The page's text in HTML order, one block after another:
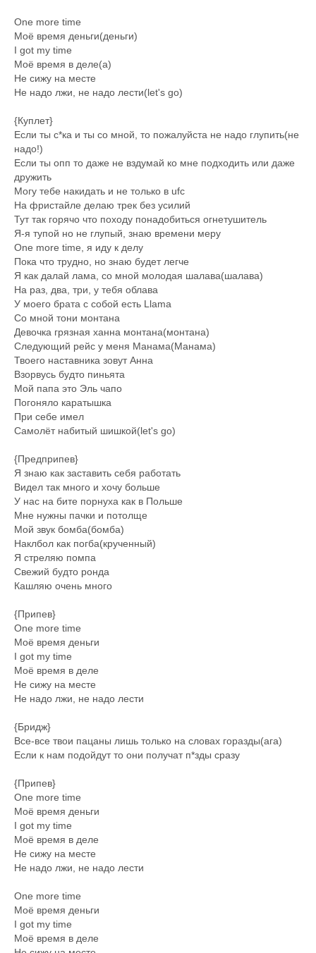
One more time
Моё время деньги(деньги)
I got my time
Моё время в деле(а)
Не сижу на месте
Не надо лжи, не надо лести(let's go)
{Куплет}
Если ты с*ка и ты со мной, то пожалуйста не надо глупить(не
надо!)
Если ты опп то даже не вздумай ко мне подходить или даже
дружить
Могу тебе накидать и не только в ufc
На фристайле делаю трек без усилий
Тут так горячо что походу понадобиться огнетушитель
Я-я тупой но не глупый, знаю времени меру
One more time, я иду к делу
Пока что трудно, но знаю будет легче
Я как далай лама, со мной молодая шалава(шалава)
На раз, два, три, у тебя облава
У моего брата с собой есть Llama
Со мной тони монтана
Девочка грязная ханна монтана(монтана)
Следующий рейс у меня Манама(Манама)
Твоего наставника зовут Анна
Взорвусь будто пиньята
Мой папа это Эль чапо
Погоняло каратышка
При себе имел
Самолёт набитый шишкой(let's go)
{Предприпев}
Я знаю как заставить себя работать
Видел так много и хочу больше
У нас на бите порнуха как в Польше
Мне нужны пачки и потолще
Мой звук бомба(бомба)
Наклбол как погба(крученный)
Я стреляю помпа
Свежий будто ронда
Кашляю очень много
{Припев}
One more time
Моё время деньги
I got my time
Моё время в деле
Не сижу на месте
Не надо лжи, не надо лести
{Бридж}
Все-все твои пацаны лишь только на словах горазды(ага)
Если к нам подойдут то они получат п*зды сразу
{Припев}
One more time
Моё время деньги
I got my time
Моё время в деле
Не сижу на месте
Не надо лжи, не надо лести
One more time
Моё время деньги
I got my time
Моё время в деле